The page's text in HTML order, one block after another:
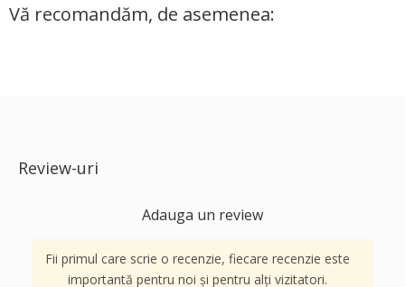
Vă recomandăm, de asemenea:
Review-uri
Adauga un review
Fii primul care scrie o recenzie, fiecare recenzie este
importantă pentru noi și pentru alți vizitatori.